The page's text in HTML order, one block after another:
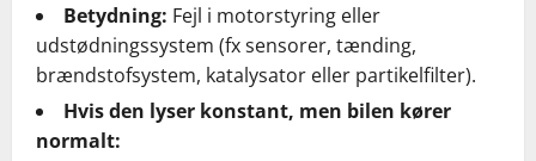
Betydning: Fejl i motorstyring eller
udstødningssystem (fx sensorer, tænding,
brændstofsystem, katalysator eller partikelfilter).
Hvis den lyser konstant, men bilen kører
normalt: